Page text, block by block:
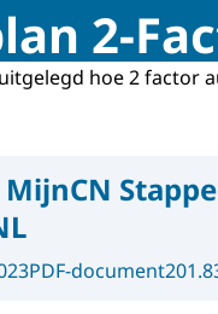
2-
hoe 2 factor
MijnCN
PDF-document